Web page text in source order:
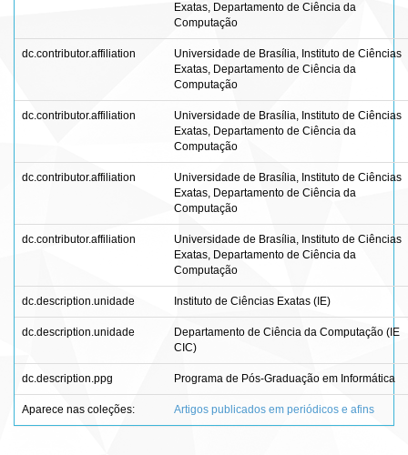
Exatas, Departamento de Ciência da
Computação
dc.contributor.affiliation
Universidade de Brasília, Instituto de Ciências
Exatas, Departamento de Ciência da
Computação
dc.contributor.affiliation
Universidade de Brasília, Instituto de Ciências
Exatas, Departamento de Ciência da
Computação
dc.contributor.affiliation
Universidade de Brasília, Instituto de Ciências
Exatas, Departamento de Ciência da
Computação
dc.contributor.affiliation
Universidade de Brasília, Instituto de Ciências
Exatas, Departamento de Ciência da
Computação
dc.description.unidade Instituto de Ciências Exatas (IE)
dc.description.unidade
Departamento de Ciência da Computação (IE
CIC)
dc.description.ppg Programa de Pós-Graduação em Informática
Aparece nas coleções: Artigos publicados em periódicos e afins